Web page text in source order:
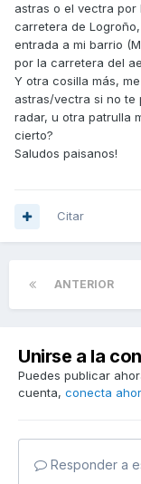
astras o el vectra
carretera de
entrada a mi barrio
por la carretera del
Y otra cosilla más,
astras/vectra si no te
radar, u otra patrulla
cierto?
Saludos paisanos!
Citar
ANTERIOR
Unirse a la
Puedes publicar
cuenta, conecta
Responder a